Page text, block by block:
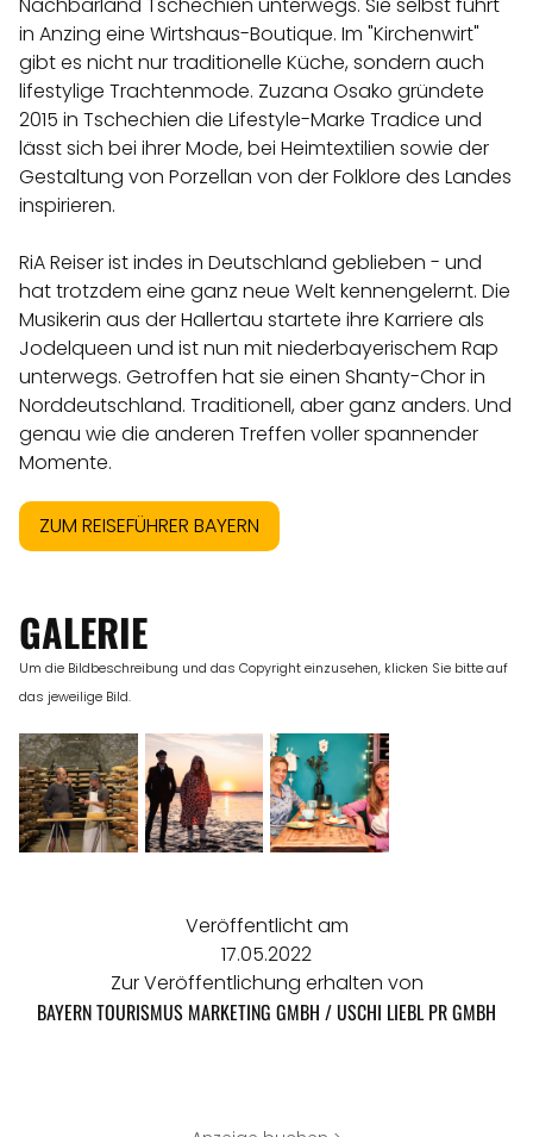
in Anzing eine Wirtshaus-Boutique. Im "Kirchenwirt"
gibt es nicht nur traditionelle Küche, sondern auch
lifestylige Trachtenmode. Zuzana Osako gründete
2015 in Tschechien die Lifestyle-Marke Tradice und
lässt sich bei ihrer Mode, bei Heimtextilien sowie der
Gestaltung von Porzellan von der Folklore des Landes
inspirieren.
RiA Reiser ist indes in Deutschland geblieben - und
hat trotzdem eine ganz neue Welt kennengelernt. Die
Musikerin aus der Hallertau startete ihre Karriere als
Jodelqueen und ist nun mit niederbayerischem Rap
unterwegs. Getroffen hat sie einen Shanty-Chor in
Norddeutschland. Traditionell, aber ganz anders. Und
genau wie die anderen Treffen voller spannender
Momente.
ZUM REISEFÜHRER BAYERN
GALERIE
Um die Bildbeschreibung und das Copyright einzusehen, klicken Sie bitte auf
das jeweilige Bild.
Veröffentlicht am
17.05.2022
Zur Veröffentlichung erhalten von
BAYERN TOURISMUS MARKETING GMBH / USCHI LIEBL PR GMBH